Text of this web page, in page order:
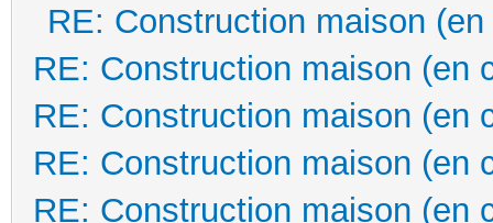
RE: Construction maison
RE: Construction maison (en
RE: Construction maison (en
RE: Construction maison (en
RE: Construction maison (en